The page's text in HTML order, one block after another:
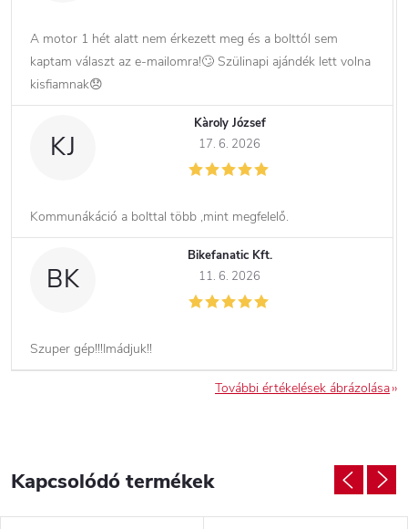
A motor 1 hét alatt nem érkezett meg és a bolttól sem
kaptam választ az e-mailomra!🙄 Szülinapi ajándék lett volna
kisfiamnak😞
KJ
Kàroly József
17. 6. 2026
Kommunákáció a bolttal több ,mint megfelelő.
BK
Bikefanatic Kft.
11. 6. 2026
Szuper gép!!!Imádjuk!!
További értékelések ábrázolása
Kapcsolódó termékek